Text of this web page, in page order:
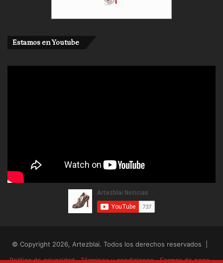
Estamos en Youtube
© Copyright 2026, Artezblai. Todos los derechos reservados |
Política de privacidad
Términos y condiciones Formas de pago